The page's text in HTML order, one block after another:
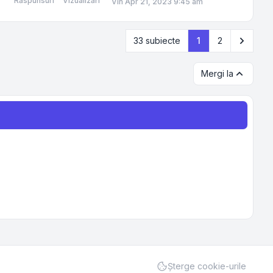
33 subiecte 1 2
Mergi la
Şterge cookie-urile